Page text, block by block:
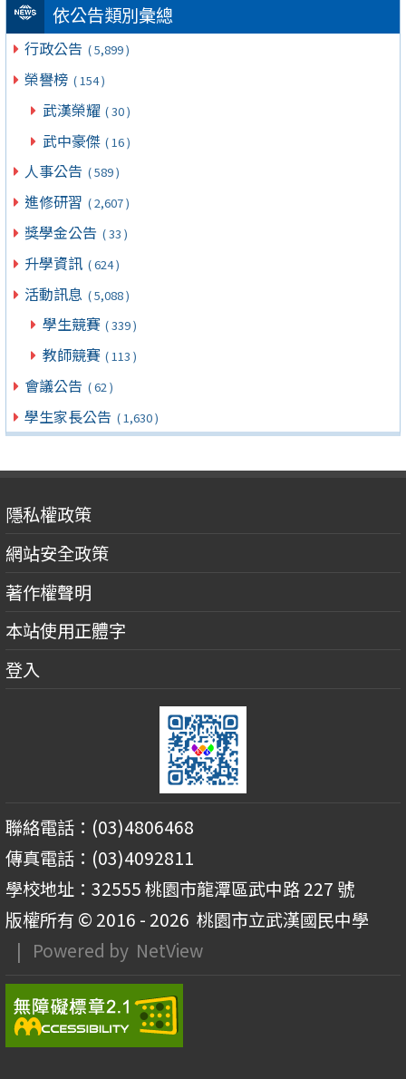
依公告類別彙總
行政公告 ( 5,899 )
榮譽榜 ( 154 )
武漢榮耀 ( 30 )
武中豪傑 ( 16 )
人事公告 ( 589 )
進修研習 ( 2,607 )
獎學金公告 ( 33 )
升學資訊 ( 624 )
活動訊息 ( 5,088 )
學生競賽 ( 339 )
教師競賽 ( 113 )
會議公告 ( 62 )
學生家長公告 ( 1,630 )
隱私權政策
網站安全政策
著作權聲明
本站使用正體字
登入
聯絡電話：(03)4806468
傳真電話：(03)4092811
學校地址：32555 桃園市龍潭區武中路 227 號
版權所有 © 2016 - 2026 桃園市立武漢國民中學
| Powered by NetView